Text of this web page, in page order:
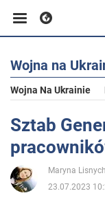
Biznes
Sport
Wojna na
Wojna Na Ukrainie
Sztab
Maryna
23.07.2023